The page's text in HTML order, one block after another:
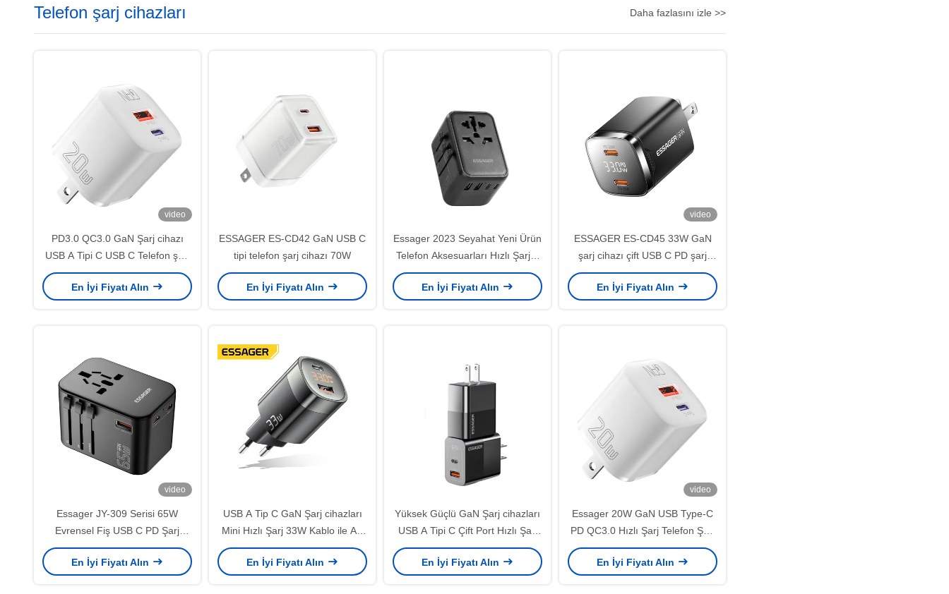
Telefon şarj cihazları Daha fazlasını izle >>
video
PD3.0 QC3.0 GaN Şarj cihazı
USB A Tipi C USB C Telefon şarj
cihazı 20W ES-CD31 Serisi
En İyi Fiyatı Alın
ESSAGER ES-CD42 GaN USB C
tipi telefon şarj cihazı 70W
En İyi Fiyatı Alın
Essager 2023 Seyahat Yeni Ürün
Telefon Aksesuarları Hızlı Şarj 3
USB-C 2 USB-A Taşınabilir
Seyahat 65w Şarj
En İyi Fiyatı Alın
video
ESSAGER ES-CD45 33W GaN
şarj cihazı çift USB C PD şarj
cihazı
En İyi Fiyatı Alın
video
Essager JY-309 Serisi 65W
Evrensel Fiş USB C PD Şarj
Cihazı
En İyi Fiyatı Alın
USB A Tip C GaN Şarj cihazları
Mini Hızlı Şarj 33W Kablo ile AB
Standartı
En İyi Fiyatı Alın
Yüksek Güçlü GaN Şarj cihazları
USB A Tipi C Çift Port Hızlı Şarj
PD Duvar Şarj cihazı 33W
En İyi Fiyatı Alın
video
Essager 20W GaN USB Type-C
PD QC3.0 Hızlı Şarj Telefon Şarj
Cihazı iPhone Huawei Samsung
İçin
En İyi Fiyatı Alın